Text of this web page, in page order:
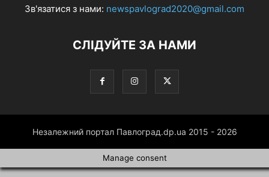
Зв'язатися з нами: newspavlograd2020@gmail.com
СЛІДУЙТЕ ЗА НАМИ
Незалежний портал Павлоград.dp.ua 2015 - 2026
Manage consent